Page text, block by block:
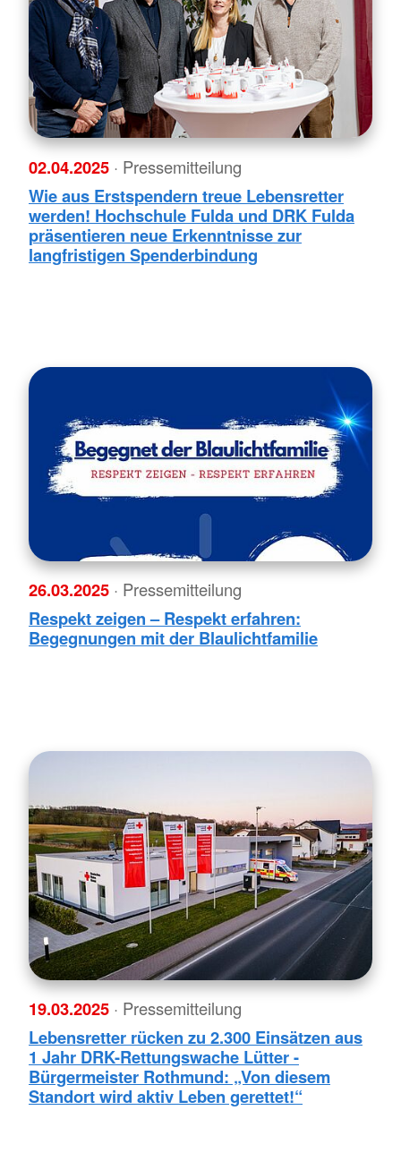
02.04.2025 · Pressemitteilung
Wie aus Erstspendern treue Lebensretter
werden! Hochschule Fulda und DRK Fulda
präsentieren neue Erkenntnisse zur
langfristigen Spenderbindung
26.03.2025 · Pressemitteilung
Respekt zeigen – Respekt erfahren:
Begegnungen mit der Blaulichtfamilie
19.03.2025 · Pressemitteilung
Lebensretter rücken zu 2.300 Einsätzen aus
1 Jahr DRK-Rettungswache Lütter -
Bürgermeister Rothmund: „Von diesem
Standort wird aktiv Leben gerettet!“